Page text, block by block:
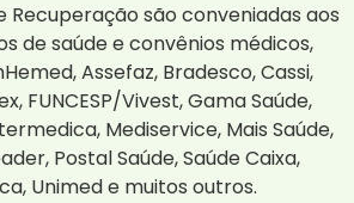
Recuperação são conveniadas aos
de saúde e convênios médicos,
Assefaz, Bradesco, Cassi,
FUNCESP/Vivest, Gama Saúde,
Mediservice, Mais Saúde,
Postal Saúde, Saúde Caixa,
Unimed e muitos outros.